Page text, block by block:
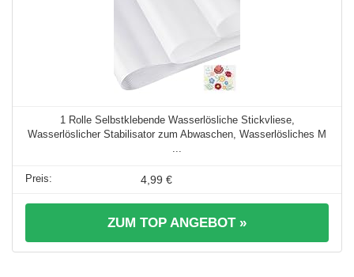
1 Rolle Selbstklebende Wasserlösliche Stickvliese,
Wasserlöslicher Stabilisator zum Abwaschen, Wasserlösliches M
4,99 €
ZUM TOP ANGEBOT »